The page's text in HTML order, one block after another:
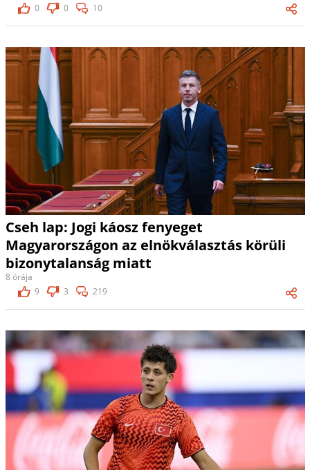
0
0 10
Cseh lap: Jogi káosz fenyeget
Magyarországon az elnökválasztás körüli
bizonytalanság miatt
8 órája
9
3 219